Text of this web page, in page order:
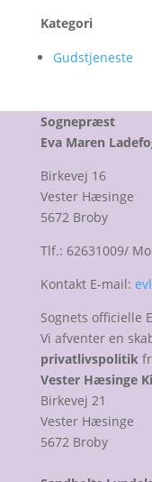
Kategori
Gudstjeneste
Sognepræst
Eva Maren
Birkevej 16
Vester Hæsinge
5672 Broby
Tlf.: 62631009/
Kontakt E-mail:
Sognets officielle
Vi afventer en
privatlivspolitik
Vester Hæsinge
Birkevej 21
Vester Hæsinge
5672 Broby